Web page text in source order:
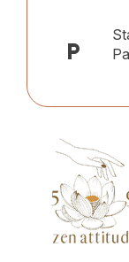
local_parking